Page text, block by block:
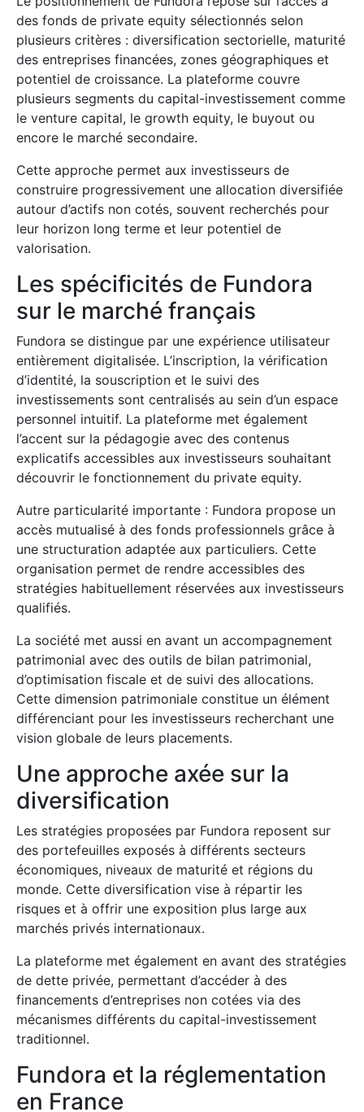
des fonds de private equity sélectionnés selon
plusieurs critères : diversification sectorielle, maturité
des entreprises financées, zones géographiques et
potentiel de croissance. La plateforme couvre
plusieurs segments du capital-investissement comme
le venture capital, le growth equity, le buyout ou
encore le marché secondaire.
Cette approche permet aux investisseurs de
construire progressivement une allocation diversifiée
autour d’actifs non cotés, souvent recherchés pour
leur horizon long terme et leur potentiel de
valorisation.
Les spécificités de Fundora
sur le marché français
Fundora se distingue par une expérience utilisateur
entièrement digitalisée. L’inscription, la vérification
d’identité, la souscription et le suivi des
investissements sont centralisés au sein d’un espace
personnel intuitif. La plateforme met également
l’accent sur la pédagogie avec des contenus
explicatifs accessibles aux investisseurs souhaitant
découvrir le fonctionnement du private equity.
Autre particularité importante : Fundora propose un
accès mutualisé à des fonds professionnels grâce à
une structuration adaptée aux particuliers. Cette
organisation permet de rendre accessibles des
stratégies habituellement réservées aux investisseurs
qualifiés.
La société met aussi en avant un accompagnement
patrimonial avec des outils de bilan patrimonial,
d’optimisation fiscale et de suivi des allocations.
Cette dimension patrimoniale constitue un élément
différenciant pour les investisseurs recherchant une
vision globale de leurs placements.
Une approche axée sur la
diversification
Les stratégies proposées par Fundora reposent sur
des portefeuilles exposés à différents secteurs
économiques, niveaux de maturité et régions du
monde. Cette diversification vise à répartir les
risques et à offrir une exposition plus large aux
marchés privés internationaux.
La plateforme met également en avant des stratégies
de dette privée, permettant d’accéder à des
financements d’entreprises non cotées via des
mécanismes différents du capital-investissement
traditionnel.
Fundora et la réglementation
en France